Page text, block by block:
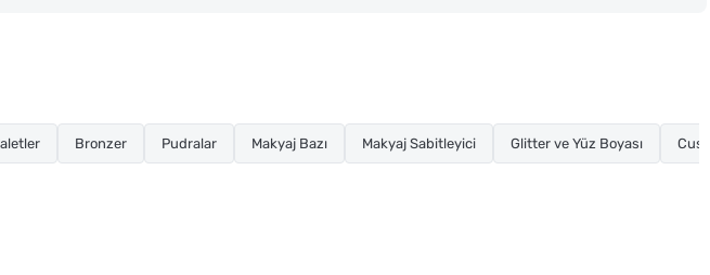
Bronzer Pudralar Makyaj Bazı Makyaj Sabitleyici Glitter ve Yüz Boyası